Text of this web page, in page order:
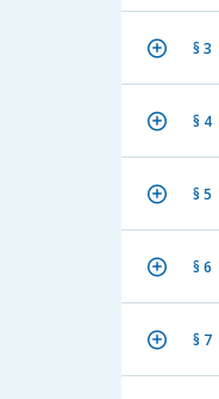
§ 3
§ 4
§ 5
§ 6
§ 7